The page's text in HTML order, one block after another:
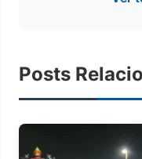
Posts